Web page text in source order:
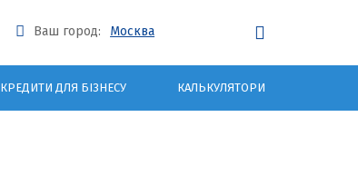
Ваш город: Москва
КРЕДИТИ ДЛЯ БІЗНЕСУ КАЛЬКУЛЯТОРИ